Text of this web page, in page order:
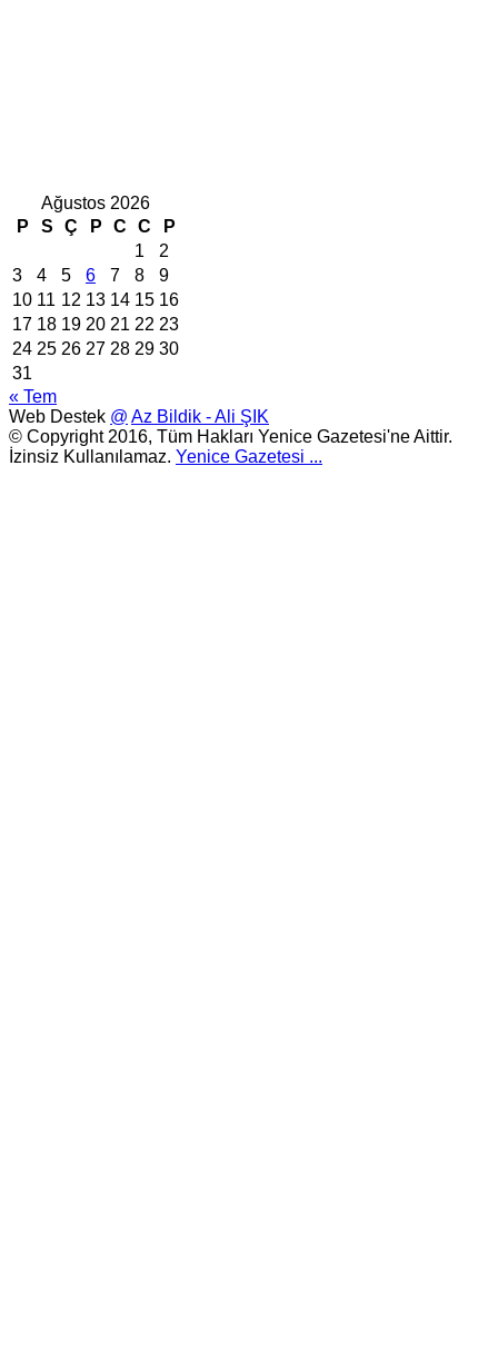
Ağustos 2026
P
S Ç P C C
P
1
2
3
4 5 6 7 8
9
10 11 12 13 14 15 16
17 18 19 20 21 22 23
24 25 26 27 28 29 30
31
« Tem
Web Destek @ Az Bildik - Ali ŞIK
© Copyright 2016, Tüm Hakları Yenice Gazetesi'ne Aittir.
İzinsiz Kullanılamaz. Yenice Gazetesi ...